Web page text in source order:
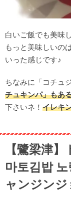
白いご飯でも美味
もっと美味しいの
いった感じです♪
ちなみに「コチュ
チュキンパ」もあ
下さいネ！ イレキ
【鷺梁津
마토김밥
ャンジンジ